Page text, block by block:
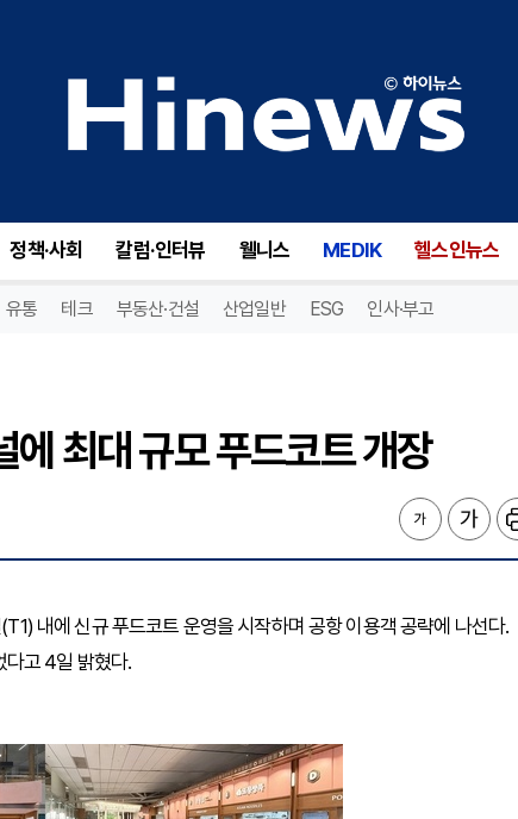
정책·사회 칼럼·인터뷰 웰니스 MEDIK 헬스인뉴스
유통 테크 부동산·건설 산업일반 ESG 인사·부고
최대 규모 푸드코트 개장
내에 신규 푸드코트 운영을 시작하며 공항 이용객 공략에 나선다.
다고 4일 밝혔다.